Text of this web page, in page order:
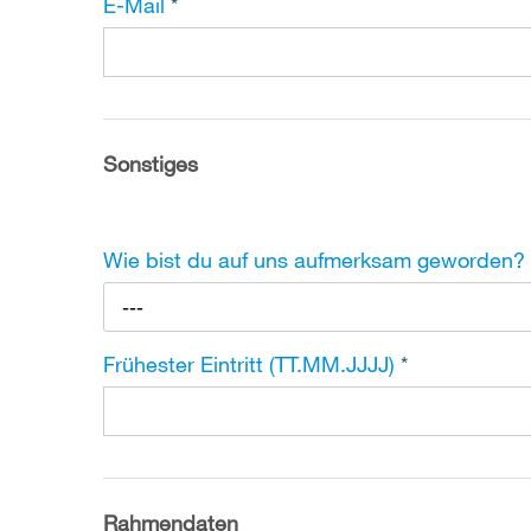
Sonstiges
Wie bist du auf uns aufmerksam geworden?
---
Frühester Eintritt (TT.MM.JJJJ) *
Rahmendaten